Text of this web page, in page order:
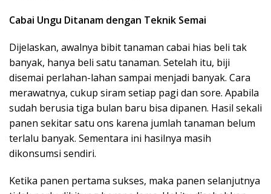
Cabai Ungu Ditanam dengan Teknik Semai
Dijelaskan, awalnya bibit tanaman cabai hias beli tak
banyak, hanya beli satu tanaman. Setelah itu, biji
disemai perlahan-lahan sampai menjadi banyak. Cara
merawatnya, cukup siram setiap pagi dan sore. Apabila
sudah berusia tiga bulan baru bisa dipanen. Hasil sekali
panen sekitar satu ons karena jumlah tanaman belum
terlalu banyak. Sementara ini hasilnya masih
dikonsumsi sendiri.
Ketika panen pertama sukses, maka panen selanjutnya